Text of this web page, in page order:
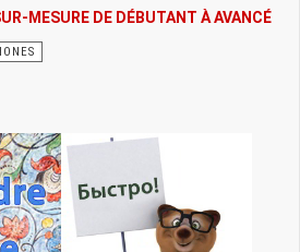
MESURE DE DÉBUTANT À AVANCÉ